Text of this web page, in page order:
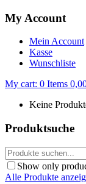
My Account
Mein Account
Kasse
Wunschliste
My cart: 0 Items
Keine
Produktsuche
Show only
Alle Produkte